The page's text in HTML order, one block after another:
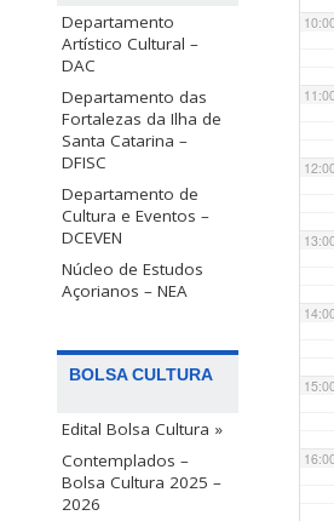
Departamento
Artístico Cultural –
DAC
Departamento das
Fortalezas da Ilha de
Santa Catarina –
DFISC
Departamento de
Cultura e Eventos –
DCEVEN
Núcleo de Estudos
Açorianos – NEA
BOLSA CULTURA
Edital Bolsa Cultura »
Contemplados –
Bolsa Cultura 2025 –
2026